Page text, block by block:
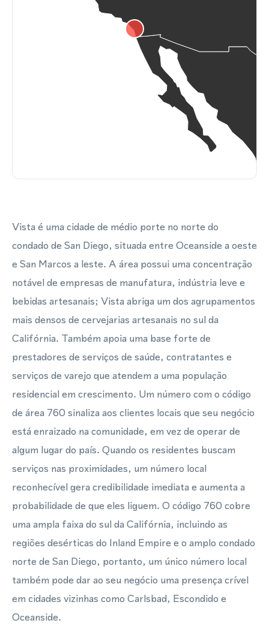
Vista é uma cidade de médio porte no norte do
condado de San Diego, situada entre Oceanside a oeste
e San Marcos a leste. A área possui uma concentração
notável de empresas de manufatura, indústria leve e
bebidas artesanais; Vista abriga um dos agrupamentos
mais densos de cervejarias artesanais no sul da
Califórnia. Também apoia uma base forte de
prestadores de serviços de saúde, contratantes e
serviços de varejo que atendem a uma população
residencial em crescimento. Um número com o código
de área 760 sinaliza aos clientes locais que seu negócio
está enraizado na comunidade, em vez de operar de
algum lugar do país. Quando os residentes buscam
serviços nas proximidades, um número local
reconhecível gera credibilidade imediata e aumenta a
probabilidade de que eles liguem. O código 760 cobre
uma ampla faixa do sul da Califórnia, incluindo as
regiões desérticas do Inland Empire e o amplo condado
norte de San Diego, portanto, um único número local
também pode dar ao seu negócio uma presença crível
em cidades vizinhas como Carlsbad, Escondido e
Oceanside.